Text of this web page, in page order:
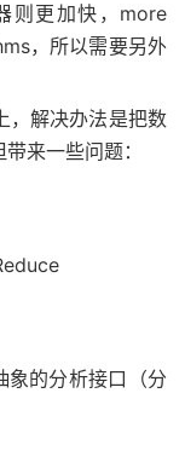
则更加快，more
，所以需要另外
，解决办法是把数
来一些问题：
象的分析接口（分